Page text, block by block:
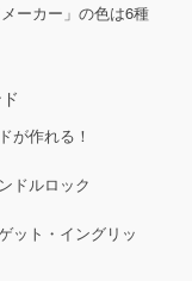
ーカー」の色は6種
が作れる！
ドルロック
ット・イングリッ